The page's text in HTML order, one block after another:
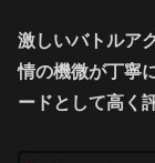
激しいバトルア
情の機微が丁寧
ードとして高く